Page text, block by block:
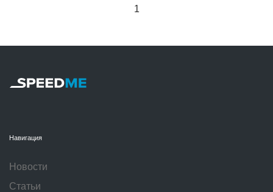
1
Навигация
Новости
Статьи